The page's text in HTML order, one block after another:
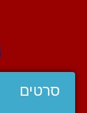
סרטים